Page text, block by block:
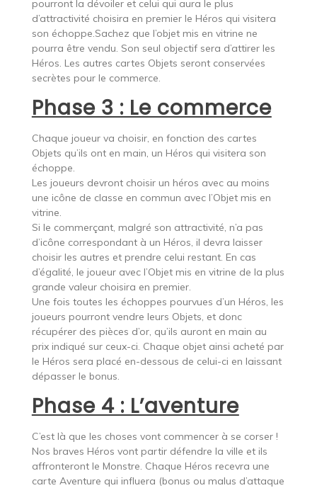
pourront la dévoiler et celui qui aura le plus
d’attractivité choisira en premier le Héros qui visitera
son échoppe.Sachez que l’objet mis en vitrine ne
pourra être vendu. Son seul objectif sera d’attirer les
Héros. Les autres cartes Objets seront conservées
secrètes pour le commerce.
Phase 3 : Le commerce
Chaque joueur va choisir, en fonction des cartes
Objets qu’ils ont en main, un Héros qui visitera son
échoppe.
Les joueurs devront choisir un héros avec au moins
une icône de classe en commun avec l’Objet mis en
vitrine.
Si le commerçant, malgré son attractivité, n’a pas
d’icône correspondant à un Héros, il devra laisser
choisir les autres et prendre celui restant. En cas
d’égalité, le joueur avec l’Objet mis en vitrine de la plus
grande valeur choisira en premier.
Une fois toutes les échoppes pourvues d’un Héros, les
joueurs pourront vendre leurs Objets, et donc
récupérer des pièces d’or, qu’ils auront en main au
prix indiqué sur ceux-ci. Chaque objet ainsi acheté par
le Héros sera placé en-dessous de celui-ci en laissant
dépasser le bonus.
Phase 4 : L’aventure
C’est là que les choses vont commencer à se corser !
Nos braves Héros vont partir défendre la ville et ils
affronteront le Monstre. Chaque Héros recevra une
carte Aventure qui influera (bonus ou malus d’attaque